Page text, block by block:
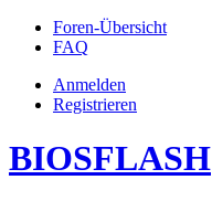
Foren-Übersicht
FAQ
Anmelden
Registrieren
BIOSFLASH